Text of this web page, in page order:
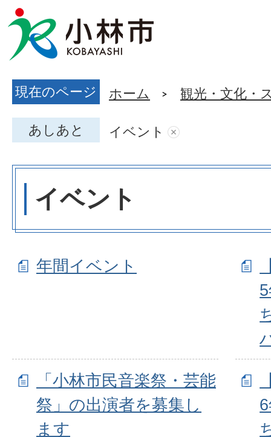
現在のページ ホーム 観光・文化・
あしあと イベント
イベント
年間イベント
「小林市民音楽祭・芸能
祭」の出演者を募集し
ます